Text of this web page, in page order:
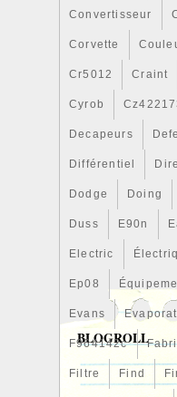
Convertisseur
Corvette
Cr5012 Craint
Cyrob
Decapeurs
Différentiel
Dodge Doing
Duss E90n
Electric
Ep08
Evans
F964142c
Filtre Find
ce colis.
papiers
alors la
rencontrez
contacter
l’article.
livraison en
Royaume-
peut
avec la
paiements
pour les
les capots.
articles sont
fournirons le
n’êtes pas
publication
BLOGROLL